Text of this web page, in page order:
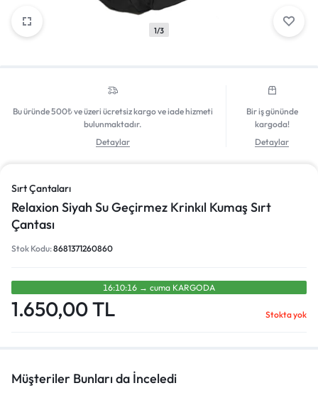
1/3
Bu üründe 500₺ ve üzeri ücretsiz kargo ve iade hizmeti
bulunmaktadır.
Detaylar
Bir iş gününde
kargoda!
Detaylar
Sırt Çantaları
Relaxion Siyah Su Geçirmez Krinkıl Kumaş Sırt
Çantası
Stok Kodu:8681371260860
16:10:16 → cuma KARGODA
1.650,00TL Stokta yok
Müşteriler Bunları da İnceledi